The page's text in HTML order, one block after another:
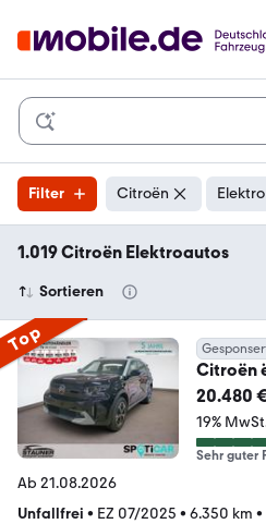
Filter Citroën Elektro
1.019 Citroën Elektroautos
Sortieren
Top
Citroën
20.480
19%
Sehr guter
Ab 21.08.2026
Unfallfrei • EZ 07/2025 • 6.350 km •